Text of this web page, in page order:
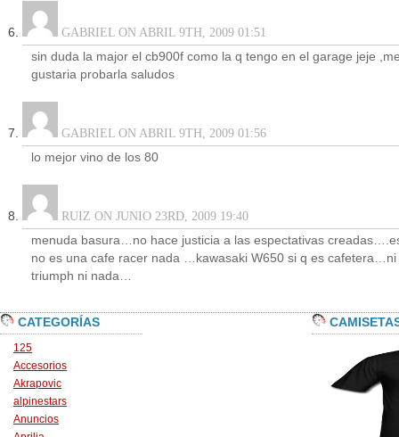
GABRIEL ON ABRIL 9TH, 2009 01:51
sin duda la major el cb900f como la q tengo en el garage jeje
gustaria probarla saludos
GABRIEL ON ABRIL 9TH, 2009 01:56
lo mejor vino de los 80
RUIZ ON JUNIO 23RD, 2009 19:40
menuda basura…no hace justicia a las espectativas
no es una cafe racer nada …kawasaki W650 si q es cafetera…ni
triumph ni nada…
CATEGORÍAS
125
Accesorios
Akrapovic
alpinestars
Anuncios